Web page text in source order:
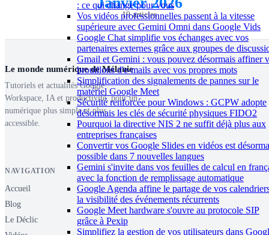
: ce qui change pour vous
Vos vidéos professionnelles passent à la vitesse
supérieure avec Gemini Omni dans Google Vids
Google Chat simplifie vos échanges avec vos
partenaires externes grâce aux groupes de
Gmail et Gemini : vous pouvez désormais affiner
brouillons d'e-mails avec vos propres mots
Simplification des signalements de pannes sur le
matériel Google Meet
Sécurité renforcée pour Windows : GCPW adopte
désormais les clés de sécurité physiques FIDO2
Pourquoi la directive NIS 2 ne suffit déjà plus aux
entreprises françaises
Convertir vos Google Slides en vidéos est
possible dans 7 nouvelles langues
Gemini s'invite dans vos feuilles de calcul en
avec la fonction de remplissage automatique
Google Agenda affine le partage de vos
la visibilité des événements récurrents
Google Meet hardware s'ouvre au protocole SIP
grâce à Pexip
Simplifiez la gestion de vos utilisateurs dans
19 articles
Le monde numérique de Mélanie
Tutoriels et actualités Google
Workspace, IA et productivité, pour un
numérique plus simple et plus
accessible.
NAVIGATION
Accueil
Blog
Le Déclic